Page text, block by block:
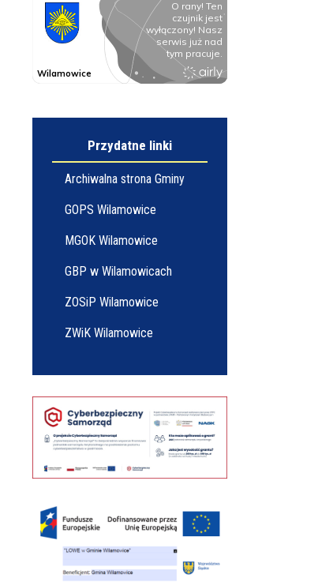
Przydatne linki
Archiwalna strona Gminy
GOPS Wilamowice
MGOK Wilamowice
GBP w Wilamowicach
ZOSiP Wilamowice
ZWiK Wilamowice